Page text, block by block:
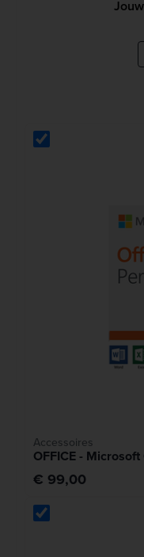
Accessoires
OFFICE -
€ 99,00